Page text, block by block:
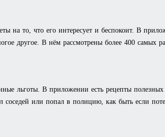
на то, что его интересует и беспокоит. В
другое. В нём рассмотрены более 400 самых
льготы. В приложении есть рецепты
соседей или попал в полицию, как быть если